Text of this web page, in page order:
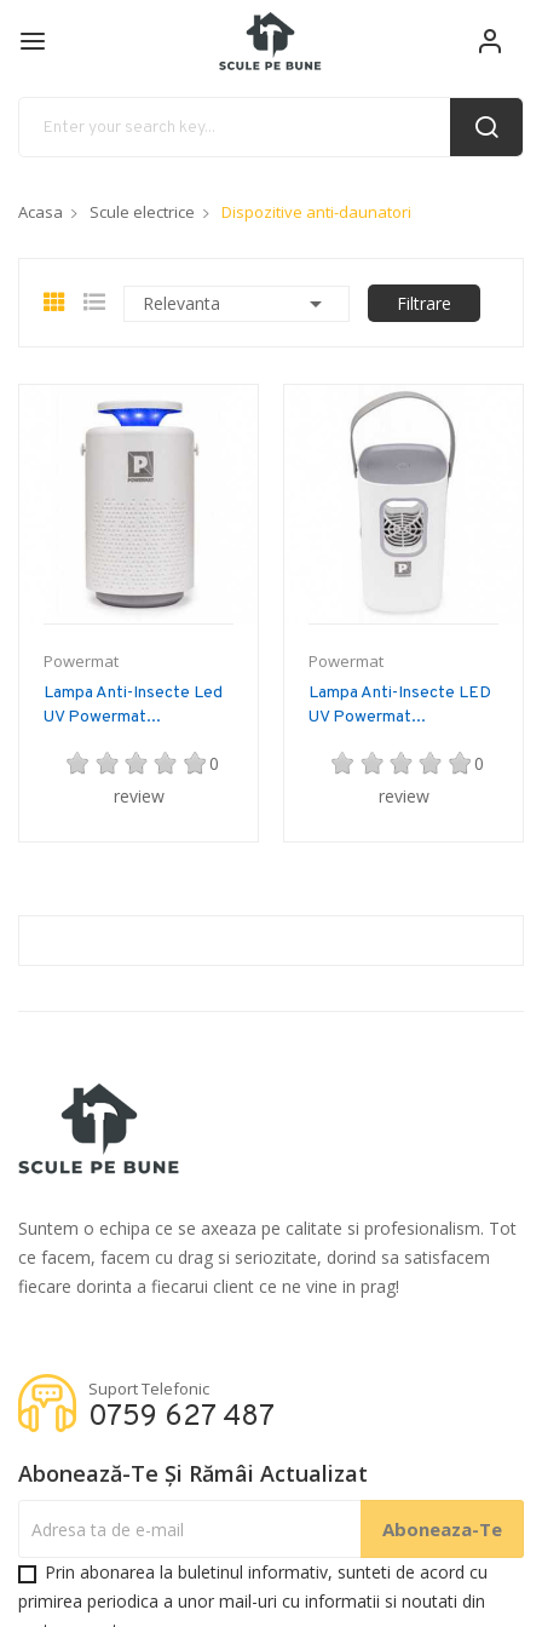
Acasa Scule electrice Dispozitive anti-daunatori
Relevanta  Filtrare
Powermat
Lampa Anti-Insecte Led
UV Powermat...
0
review
Powermat
Lampa Anti-Insecte LED
UV Powermat...
0
review
Suntem o echipa ce se axeaza pe calitate si profesionalism. Tot
ce facem, facem cu drag si seriozitate, dorind sa satisfacem
fiecare dorinta a fiecarui client ce ne vine in prag!
Suport Telefonic
0759 627 487
Abonează-Te Și Rămâi Actualizat
Prin abonarea la buletinul informativ, sunteti de acord cu
primirea periodica a unor mail-uri cu informatii si noutati din